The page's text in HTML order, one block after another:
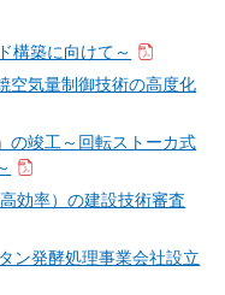
構築に向けて～
空気量制御技術の高度化
の竣工～回転ストーカ式
効率）の建設技術審査
ン発酵処理事業会社設立